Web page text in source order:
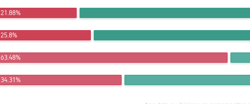
21.88%
25.8%
63.48%
34.31%